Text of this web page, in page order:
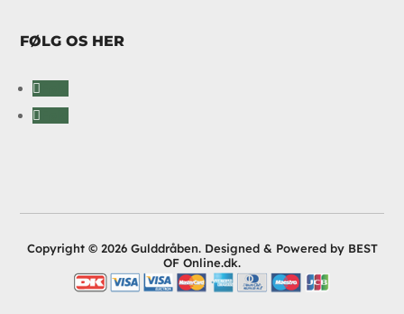
FØLG OS HER
Copyright © 2026 Gulddråben. Designed & Powered by BEST
OF Online.dk.